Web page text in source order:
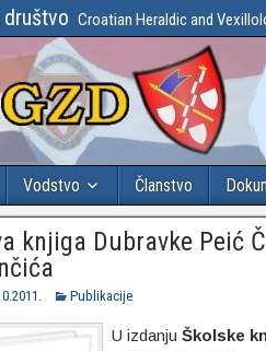
Croatian Heraldic and
Vodstvo Članstvo
knjiga Dubravke Peić
Publikacije
U izdanju Školske